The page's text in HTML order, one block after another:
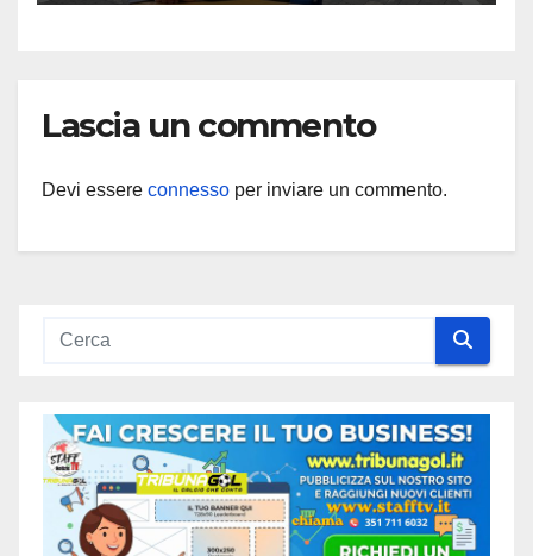
Lascia un commento
Devi essere connesso per inviare un commento.